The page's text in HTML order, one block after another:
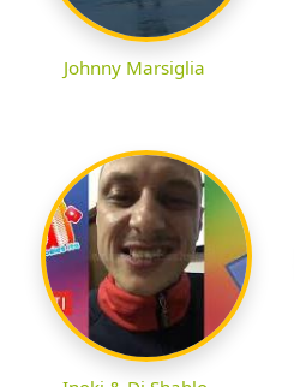
Johnny Marsiglia